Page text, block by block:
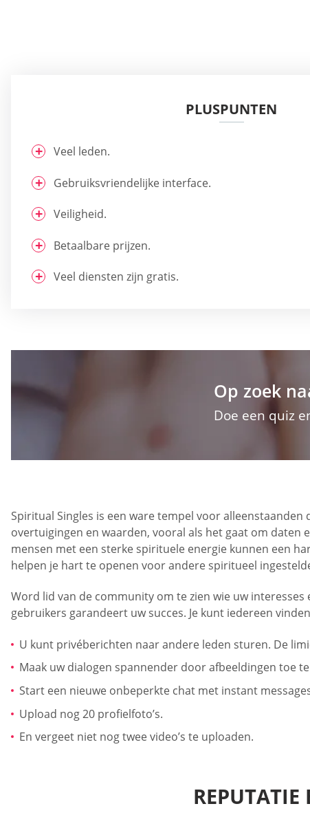
PLUSPUNTEN
Veel leden.
Gebruiksvriendelijke interface.
Veiligheid.
Betaalbare prijzen.
Veel diensten zijn gratis.
Op zoek
Doe een quiz
Spiritual Singles is een ware tempel voor
overtuigingen en waarden, vooral als het gaat om daten
mensen met een sterke spirituele energie kunnen een
helpen je hart te openen voor andere spiritueel
Word lid van de community om te zien wie uw
gebruikers garandeert uw succes. Je kunt iedereen
U kunt privéberichten naar andere leden sturen. De
Maak uw dialogen spannender door afbeeldingen toe
Start een nieuwe onbeperkte chat met instant
Upload nog 20 profielfoto’s.
En vergeet niet nog twee video’s te uploaden.
REPUTATIE